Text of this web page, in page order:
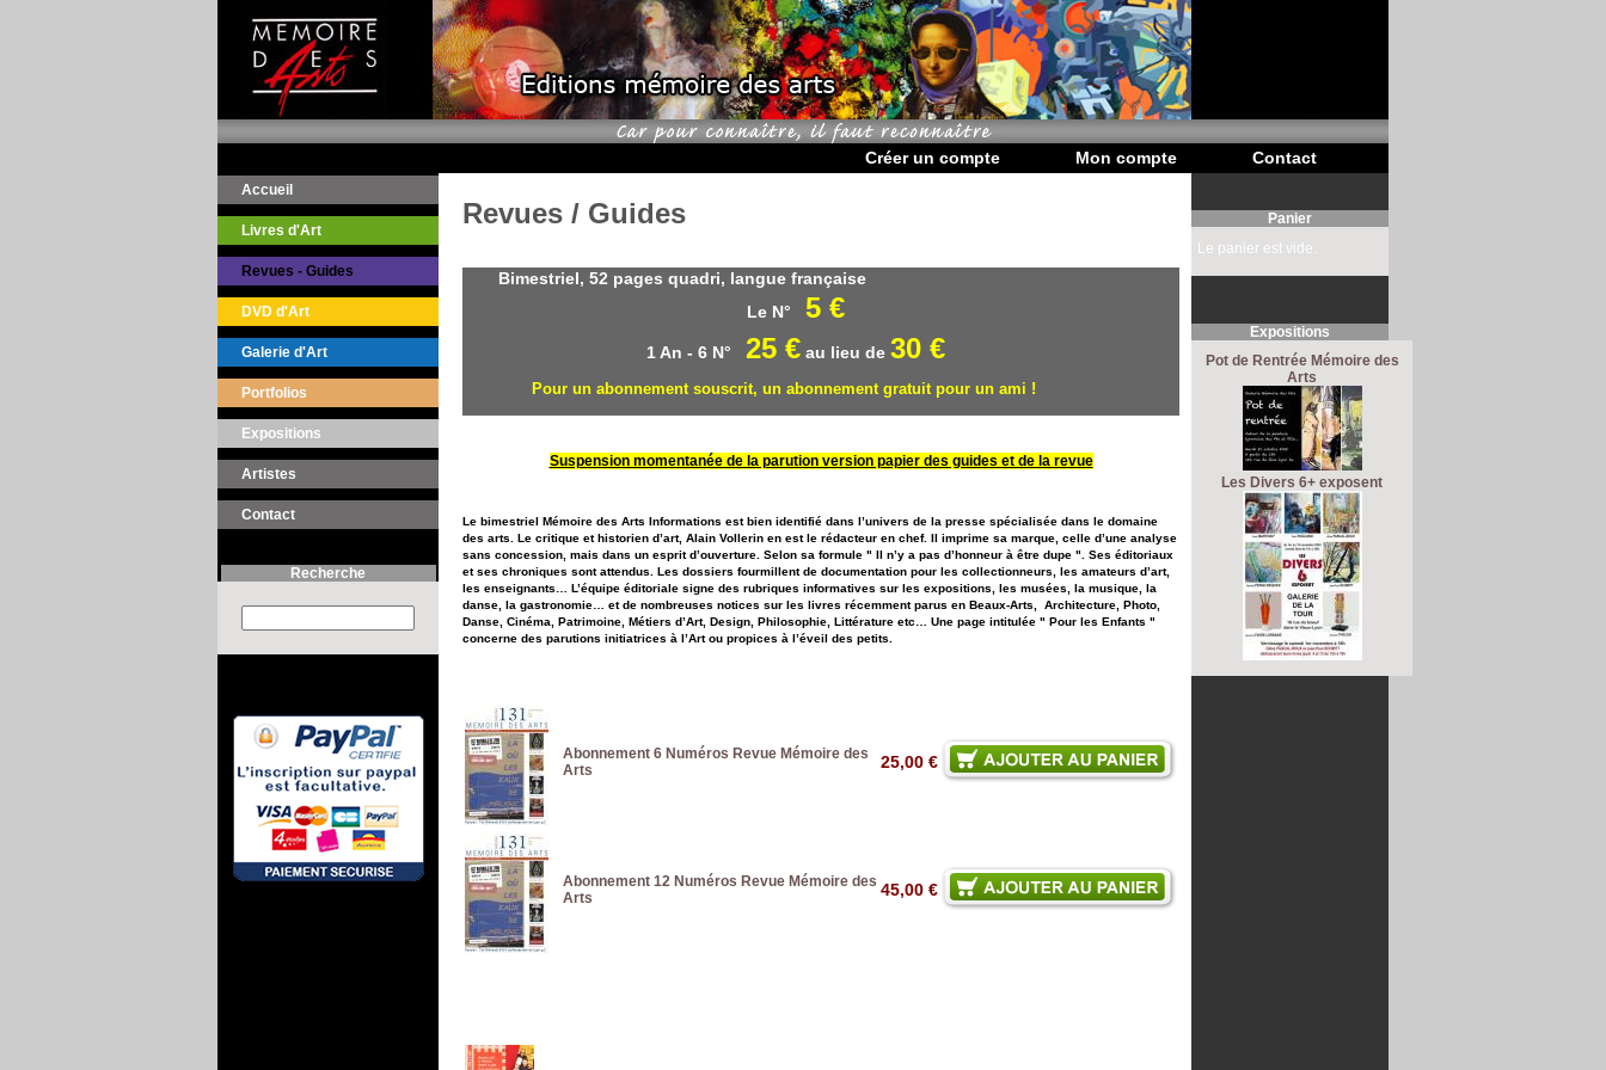
Créer un compte Mon compte Contact
Accueil
Livres d'Art
Revues - Guides
DVD d'Art
Galerie d'Art
Portfolios
Expositions
Artistes
Contact
Recherche
Revues / Guides
Bimestriel, 52 pages quadri, langue française
Le N° 5 €
1 An - 6 N° 25 € au lieu de 30 €
Pour un abonnement souscrit, un abonnement gratuit pour un ami !
Suspension momentanée de la parution version papier des guides et de la revue
Le bimestriel Mémoire des Arts Informations est bien identifié dans l’univers de la presse spécialisée dans le domaine
des arts. Le critique et historien d’art, Alain Vollerin en est le rédacteur en chef. Il imprime sa marque, celle d’une analyse
sans concession, mais dans un esprit d’ouverture. Selon sa formule " Il n’y a pas d’honneur à être dupe ". Ses éditoriaux
et ses chroniques sont attendus. Les dossiers fourmillent de documentation pour les collectionneurs, les amateurs d’art,
les enseignants… L’équipe éditoriale signe des rubriques informatives sur les expositions, les musées, la musique, la
danse, la gastronomie… et de nombreuses notices sur les livres récemment parus en Beaux-Arts, Architecture, Photo,
Danse, Cinéma, Patrimoine, Métiers d’Art, Design, Philosophie, Littérature etc… Une page intitulée " Pour les Enfants "
concerne des parutions initiatrices à l’Art ou propices à l’éveil des petits.
Abonnement 6 Numéros Revue Mémoire des
Arts
25,00 €
Abonnement 12 Numéros Revue Mémoire des
Arts
45,00 €
Panier
Le panier est vide.
Expositions
Pot de Rentrée Mémoire des
Arts
Les Divers 6+ exposent